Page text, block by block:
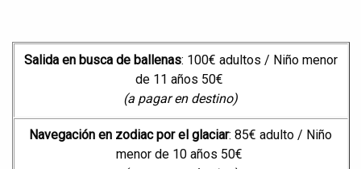
Salida en busca de ballenas: 100€ adultos / Niño menor
de 11 años 50€
(a pagar en destino)
Navegación en zodiac por el glaciar: 85€ adulto / Niño
menor de 10 años 50€